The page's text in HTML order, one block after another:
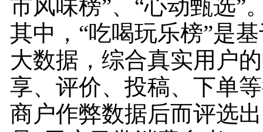
市风味榜”、“心动甄选”
其中，“吃喝玩乐榜”是
大数据，综合真实用户
享、评价、投稿、下单
商户作弊数据后而评选